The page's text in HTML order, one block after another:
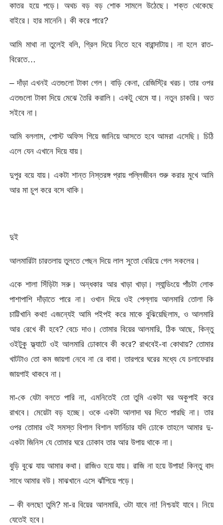
কাতর হয়ে পড়ে। অথচ বড় বড় শোক সামলে উঠেছে। শক্ত থেকেছে
বাইরে। হার মানেনি। কী করে পারে?
আমি মাথা না তুলেই বলি, গ্রিল দিয়ে নিতে হবে বারান্দাটায়। না হলে রাত-
বিরেতে…
– দাঁড়া এখনই এতগুলো টাকা গেল। বাড়ি কেনা, রেজিস্ট্রি খরচ। তার ওপর
এতগুলো টাকা দিয়ে মেঝে তৈরি করালি। একটু থেমে যা। নতুন চাকরি। অত
সইবে না।
আমি বললাম, পোস্ট অফিস গিয়ে জানিয়ে আসতে হবে আমরা এসেছি। চিঠি
এলে যেন এখানে দিয়ে যায়।
দুপুর বয়ে যায়। একটা শান্ত নিস্তরঙ্গ প্রায় পল্লিজীবন শুরু করার মুখে আমি
আর মা চুপ করে বসে থাকি।
দুই
আলমারিটা চারতলায় তুলতে পেছন দিয়ে লাল সুতো বেরিয়ে গেল সকলের।
একে শালা সিঁড়িটা সরু। অন্ধকার আর খাড়া খাড়া। ল্যান্ডিংয়ে পাঁচটা লোক
পাশাপাশি দাঁড়াতে পারে না। ওখান দিয়ে ওই পেল্লায় আলমারি তোলা কি
চাট্টিখানি কথা! এজন্যেই আমি পইপই করে মাকে বুঝিয়েছিলাম, ও আলমারি
আর রেখে কী হবে? বেচে দাও। তোমার বিয়ের আলমারি, ঠিক আছে, কিন্তু
ওইটুকু ফ্ল্যাটে ওই আলমারি ঢোকাবে কী করে? রাখবেই-বা কোথায়? তোমার
খাটটাও তো কম জায়গা নেবে না রে বাবা। তারপরে ঘরের মধ্যে যে চলাফেরার
জায়গাই থাকবে না।
মা-কে যেটা বলতে পারি না, এমনিতেই তো তুমি একটা ঘর অকুপাই করে
রাখবে। মেয়েটা বড় হচ্ছে। ওকে একটা আলাদা ঘর দিতে পারছি না। তার
ওপর তোমার ওই সমস্ত বিশাল বিশাল ফার্নিচার যদি ঢোকে তাহলে আমার দু-
একটা জিনিস যে তোমার ঘরে ঢোকাব তার আর উপায় থাকে না।
বুড়ি বুঝে যায় আমার কথা। রাজিও হয়ে যায়। রাজি না হয়ে উপায়! কিন্তু বাদ
সাধে আমার বউ। মাঝখানে এসে ঝাঁপিয়ে পড়ে।
– কী বলছো তুমি? মা-র বিয়ের আলমারি, ওটা যাবে না! নিশ্চয়ই যাবে। নিয়ে
যেতেই হবে।